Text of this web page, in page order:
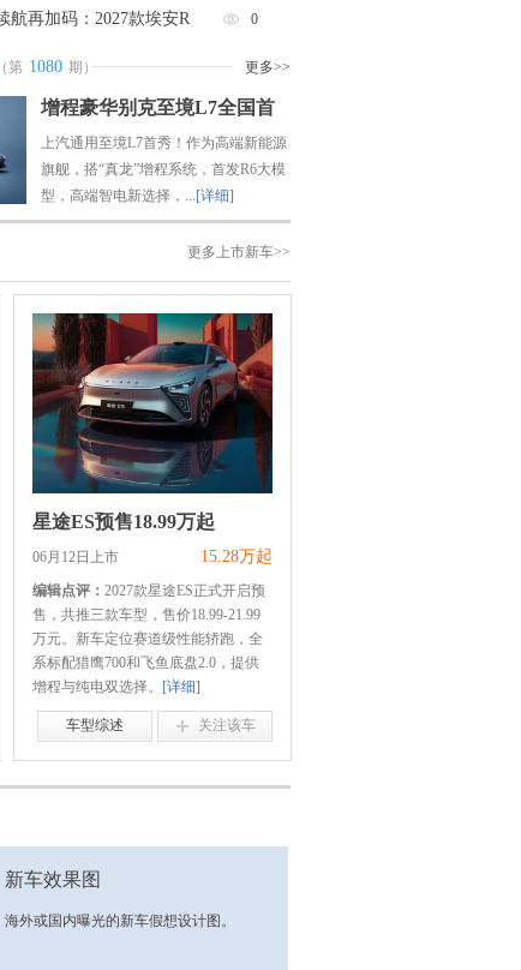
航再加码：2027款埃安R 0
（第 1080 期） 更多>>
增程豪华别克至境L7全国首
上汽通用至境L7首秀！作为高端新能源
旗舰，搭“真龙”增程系统，首发R6大模
型，高端智电新选择，...[详细]
更多上市新车>>
星途ES预售18.99万起
15.28万起
06月12日上市
编辑点评： 2027款星途ES正式开启预
售，共推三款车型，售价18.99-21.99
万元。新车定位赛道级性能轿跑，全
系标配猎鹰700和飞鱼底盘2.0，提供
增程与纯电双选择。 [详细]
关注该车
车型综述
新车效果图
海外或国内曝光的新车假想设计图。